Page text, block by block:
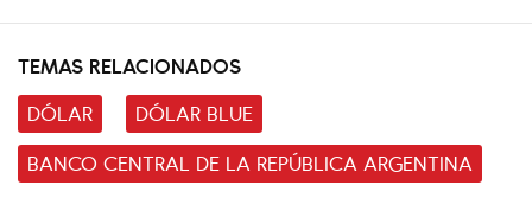
TEMAS RELACIONADOS
DÓLAR
DÓLAR BLUE
BANCO CENTRAL DE LA REPÚBLICA ARGENTINA